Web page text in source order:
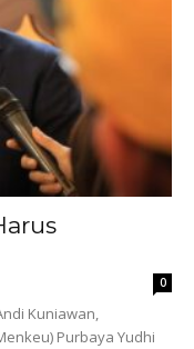
0
Kuniawan,
Purbaya Yudhi